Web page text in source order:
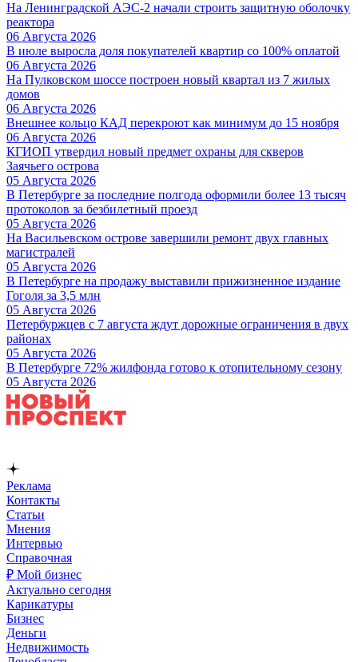
На Ленинградской АЭС-2 начали строить защитную оболочку
реактора
06 Августа 2026
В июле выросла доля покупателей квартир со 100% оплатой
06 Августа 2026
На Пулковском шоссе построен новый квартал из 7 жилых
домов
06 Августа 2026
Внешнее кольцо КАД перекроют как минимум до 15 ноября
06 Августа 2026
КГИОП утвердил новый предмет охраны для скверов
Заячьего острова
05 Августа 2026
В Петербурге за последние полгода оформили более 13 тысяч
протоколов за безбилетный проезд
05 Августа 2026
На Васильевском острове завершили ремонт двух главных
магистралей
05 Августа 2026
В Петербурге на продажу выставили прижизненное издание
Гоголя за 3,5 млн
05 Августа 2026
Петербуржцев с 7 августа ждут дорожные ограничения в двух
районах
05 Августа 2026
В Петербурге 72% жилфонда готово к отопительному сезону
05 Августа 2026
Реклама
Контакты
Статьи
Мнения
Интервью
Справочная
₽ Мой бизнес
Актуально сегодня
Карикатуры
Бизнес
Деньги
Недвижимость